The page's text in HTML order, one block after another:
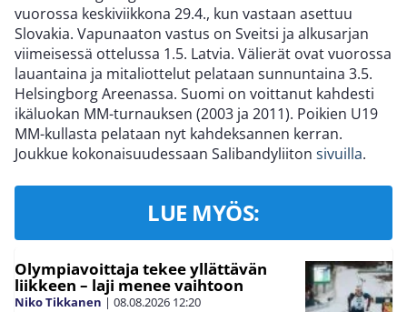
vuorossa keskiviikkona 29.4., kun vastaan asettuu
Slovakia. Vapunaaton vastus on Sveitsi ja alkusarjan
viimeisessä ottelussa 1.5. Latvia. Välierät ovat vuorossa
lauantaina ja mitaliottelut pelataan sunnuntaina 3.5.
Helsingborg Areenassa. Suomi on voittanut kahdesti
ikäluokan MM-turnauksen (2003 ja 2011). Poikien U19
MM-kullasta pelataan nyt kahdeksannen kerran.
Joukkue kokonaisuudessaan Salibandyliiton sivuilla.
LUE MYÖS:
Olympiavoittaja tekee yllättävän
liikkeen – laji menee vaihtoon
Niko Tikkanen | 08.08.2026 12:20